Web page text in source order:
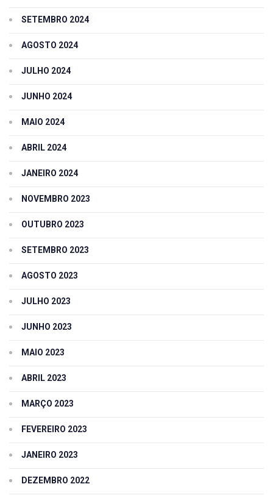
SETEMBRO 2024
AGOSTO 2024
JULHO 2024
JUNHO 2024
MAIO 2024
ABRIL 2024
JANEIRO 2024
NOVEMBRO 2023
OUTUBRO 2023
SETEMBRO 2023
AGOSTO 2023
JULHO 2023
JUNHO 2023
MAIO 2023
ABRIL 2023
MARÇO 2023
FEVEREIRO 2023
JANEIRO 2023
DEZEMBRO 2022